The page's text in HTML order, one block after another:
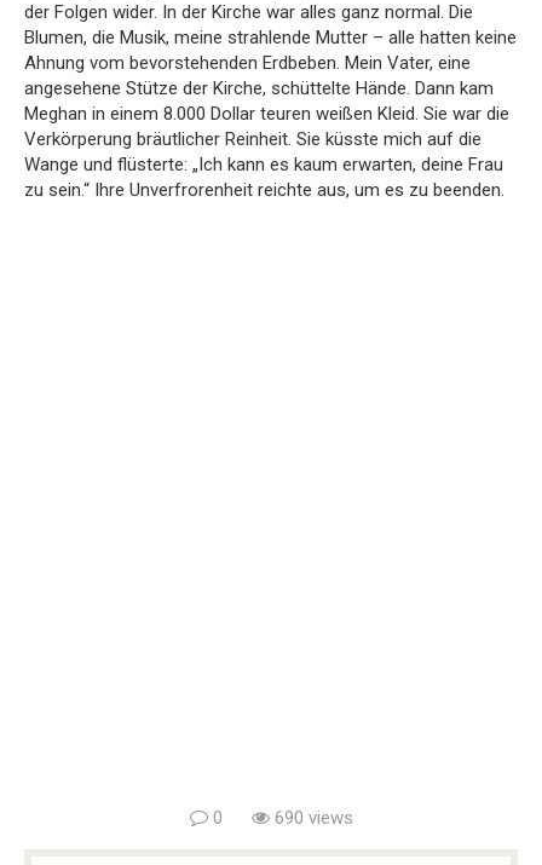
der Folgen wider. In der Kirche war alles ganz normal. Die
Blumen, die Musik, meine strahlende Mutter – alle hatten keine
Ahnung vom bevorstehenden Erdbeben. Mein Vater, eine
angesehene Stütze der Kirche, schüttelte Hände. Dann kam
Meghan in einem 8.000 Dollar teuren weißen Kleid. Sie war die
Verkörperung bräutlicher Reinheit. Sie küsste mich auf die
Wange und flüsterte: „Ich kann es kaum erwarten, deine Frau
zu sein.“ Ihre Unverfrorenheit reichte aus, um es zu beenden.
0 690 views